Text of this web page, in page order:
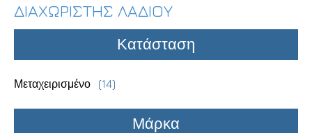
ΔΙΑΧΩΡΙΣΤΗΣ ΛΑΔΙΟΥ
Κατάσταση
Μεταχειρισμένο (14)
Μάρκα